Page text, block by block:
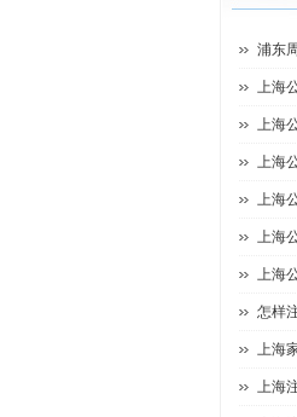
浦东
上海
上海
上海
上海
上海
上海
怎样
上海
上海